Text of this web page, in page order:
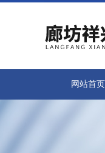
网站首页